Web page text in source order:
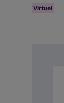
Virtuel